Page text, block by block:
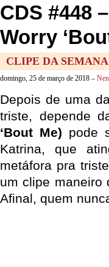
CDS #448
Worry
CLIPE DA SEMANA
domingo, 25 de março de 2018 –
Depois de uma
triste, depende
‘Bout Me) pode
Katrina, que
metáfora pra
um clipe maneiro
Afinal, quem